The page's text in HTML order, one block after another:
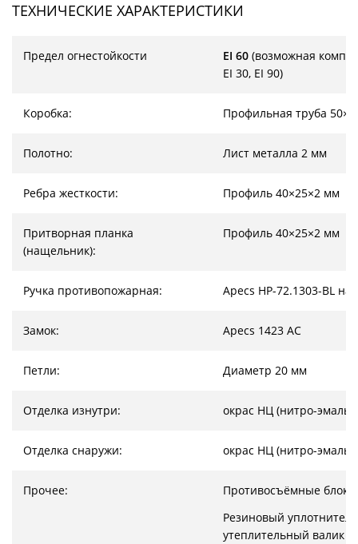
ТЕХНИЧЕСКИЕ ХАРАКТЕРИСТИКИ
Предел огнестойкости EI 60 (возможная
EI 30, EI 90)
Коробка: Профильная труба
Полотно: Лист металла 2 мм
Ребра жесткости: Профиль 40×25×2 мм
Притворная планка
(нащельник):
Профиль 40×25×2 мм
Ручка противопожарная: Apecs HP-72.1303-BL на
Замок: Apecs 1423 AC
Петли: Диаметр 20 мм
Отделка изнутри: окрас НЦ (нитро-эмаль)
Отделка снаружи: окрас НЦ (нитро-эмаль)
Прочее:
Противосъёмные
Резиновый
утеплительный валик